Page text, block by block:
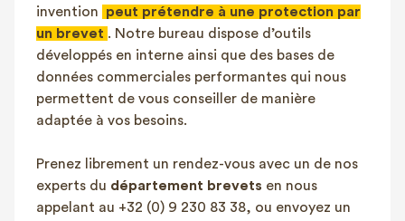
invention
peut prétendre à une protection par
un brevet . Notre bureau dispose d’outils
développés en interne ainsi que des bases de
données commerciales performantes qui nous
permettent de vous conseiller de manière
adaptée à vos besoins.
Prenez librement un rendez-vous avec un de nos
experts du département brevets en nous
appelant au +32 (0) 9 230 83 38, ou envoyez un